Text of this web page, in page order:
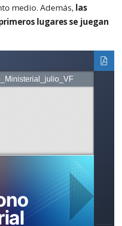
medio. Además, las
lugares se juegan